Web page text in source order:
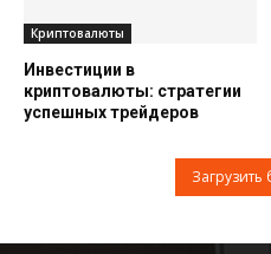
Криптовалюты
Инвестиции в
криптовалюты: стратегии
успешных трейдеров